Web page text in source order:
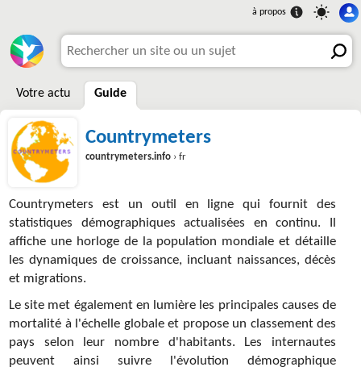
Votre actu Guide
Countrymeters
countrymeters.info › fr
Countrymeters est un outil en ligne qui fournit des
statistiques démographiques actualisées en continu. Il
affiche une horloge de la population mondiale et détaille
les dynamiques de croissance, incluant naissances, décès
et migrations.
Le site met également en lumière les principales causes de
mortalité à l'échelle globale et propose un classement des
pays selon leur nombre d'habitants. Les internautes
peuvent ainsi suivre l'évolution démographique